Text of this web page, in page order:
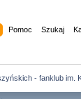
Pomoc Szukaj
- fanklub im.